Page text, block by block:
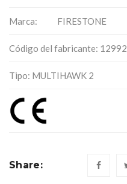
Marca: FIRESTONE
Código del fabricante: 12992
Tipo: MULTIHAWK 2
Share: